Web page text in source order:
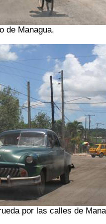
de Managua.
por las calles de